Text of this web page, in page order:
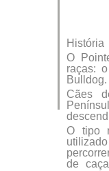
História
O
raças:
Bulldog.
Cães
O tipo
de